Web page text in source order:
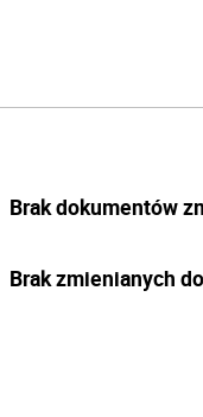
Brak dokumentów
Brak zmienianych